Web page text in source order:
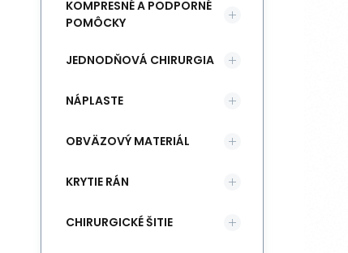
KOMPRESNÉ A PODPORNÉ
POMÔCKY
JEDNODŇOVÁ CHIRURGIA
NÁPLASTE
OBVÄZOVÝ MATERIÁL
KRYTIE RÁN
CHIRURGICKÉ ŠITIE